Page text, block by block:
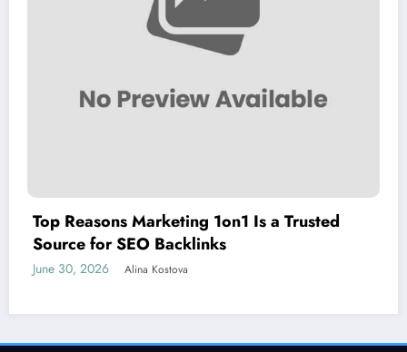
Top Reasons Marketing 1on1 Is a Trusted
Source for SEO Backlinks
June 30, 2026 Alina Kostova